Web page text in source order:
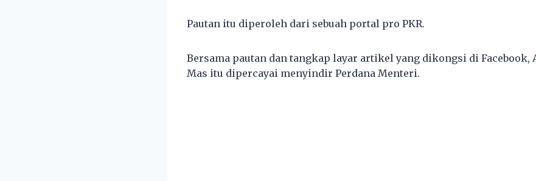
Pautan itu diperoleh dari sebuah portal pro PKR.
Bersama pautan dan tangkap layar artikel yang dikongsi di Facebook,
Mas itu dipercayai menyindir Perdana Menteri.